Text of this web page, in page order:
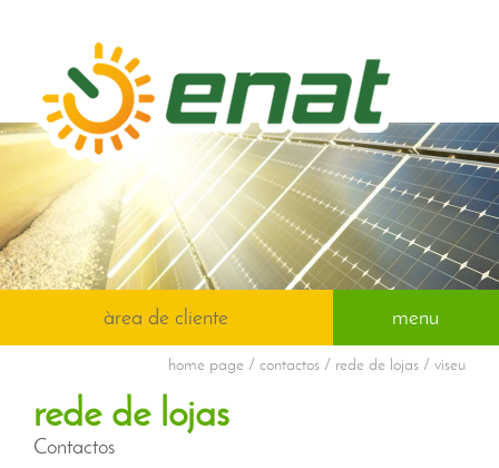
àrea de cliente menu
home page / contactos / rede de lojas / viseu
rede de lojas
Contactos